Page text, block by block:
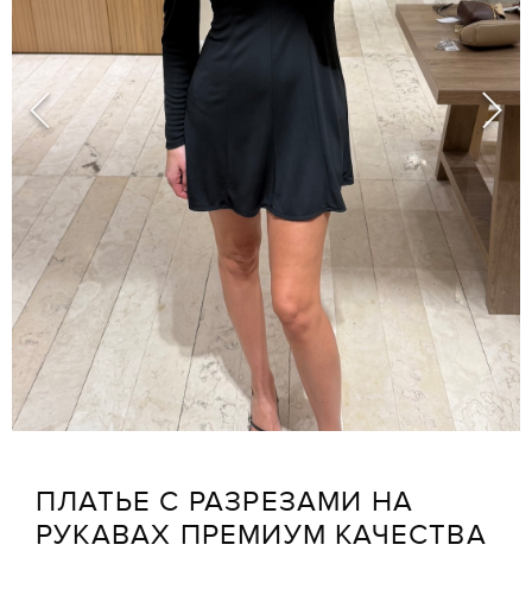
ПЛАТЬЕ С РАЗРЕЗАМИ НА
РУКАВАХ ПРЕМИУМ КАЧЕСТВА